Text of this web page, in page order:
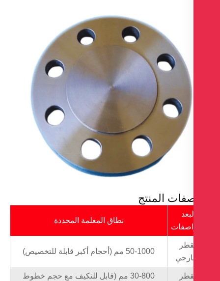
المنتج
نطاق المعلمة المحددة
50-1000 مم (أحجام أكبر قابلة للتخصيص)
30-800 مم (قابل للتكيف مع حجم خطوط